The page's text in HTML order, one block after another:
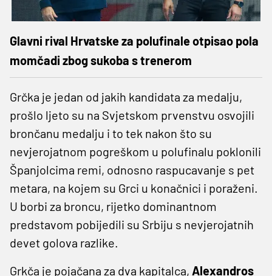
Glavni rival Hrvatske za polufinale otpisao pola
momčadi zbog sukoba s trenerom
Grčka je jedan od jakih kandidata za medalju,
prošlo ljeto su na Svjetskom prvenstvu osvojili
brončanu medalju i to tek nakon što su
nevjerojatnom pogreškom u polufinalu poklonili
Španjolcima remi, odnosno raspucavanje s pet
metara, na kojem su Grci u konačnici i poraženi.
U borbi za broncu, rijetko dominantnom
predstavom pobijedili su Srbiju s nevjerojatnih
devet golova razlike.
Grkča je pojačana za dva kapitalca, Alexandros